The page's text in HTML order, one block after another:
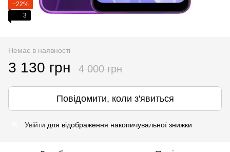
−22%
3
Немає в наявності
3 130 грн 4 000 грн
Повідомити, коли з'явиться
Увійти для відображення накопичувальної знижки